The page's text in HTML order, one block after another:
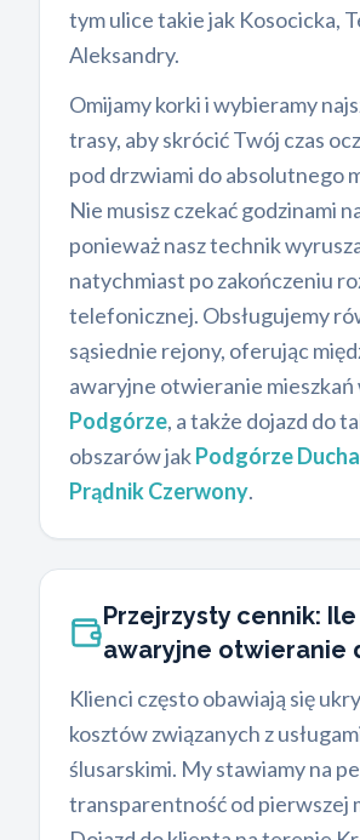
tym ulice takie jak Kosocicka,
Aleksandry.
Omijamy korki i wybieramy
trasy, aby skrócić Twój czas
pod drzwiami do absolutnego
Nie musisz czekać godzinami
ponieważ nasz technik
natychmiast po zakończeniu
telefonicznej. Obsługujemy
sąsiednie rejony, oferując
awaryjne otwieranie mieszkań
Podgórze, a także dojazd do
obszarów jakPodgórze
Prądnik Czerwony.
Przejrzysty cennik:
awaryjne otwieranie
Klienci często obawiają się
kosztów związanych z
ślusarskimi. My stawiamy na
transparentność od pierwszej